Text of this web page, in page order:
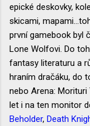
epické deskovky,
skicami,
první gamebook byl
Lone Wolfovi. Do
fantasy literaturu a
hraním dračáku, do
nebo Arena: Morituri
let i na ten monitor
Beholder, Death